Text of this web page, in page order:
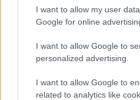
I want to allow my user
Google for online
I want to allow Google to
personalized advertising.
I want to allow Google to
related to analytics like
supporre che la telefonata
sia apparsa “dovuta”
“rimprovero” per le
“i manganelli sui ragazzi
necessaria la seconda.